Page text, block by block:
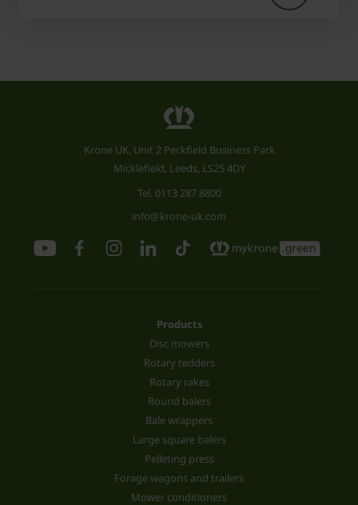
Krone UK, Unit 2 Peckfield Business Park
Micklefield, Leeds, LS25 4DY
Tel. 0113 287 8800
info@krone-uk.com
Products
Disc mowers
Rotary tedders
Rotary rakes
Round balers
Bale wrappers
Large square balers
Pelleting press
Forage wagons and trailers
Mower conditioners